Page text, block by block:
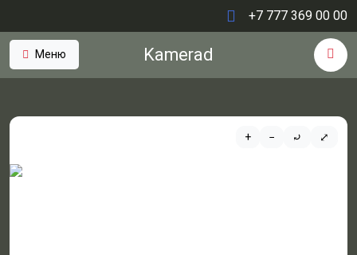
+7 777 369 00 00
Меню Kamerad
+ − ⤾ ⤢